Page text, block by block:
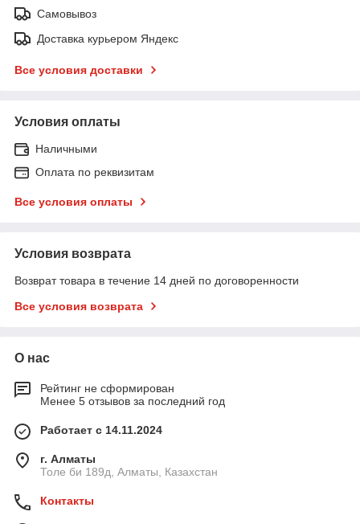
Самовывоз
Доставка курьером Яндекс
Все условия доставки
Условия оплаты
Наличными
Оплата по реквизитам
Все условия оплаты
Условия возврата
Возврат товара в течение 14 дней по договоренности
Все условия возврата
О нас
Рейтинг не сформирован
Менее 5 отзывов за последний год
Работает с 14.11.2024
г. Алматы
Толе би 189д, Алматы, Казахстан
Контакты